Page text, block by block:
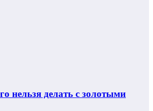
нельзя делать с золотыми